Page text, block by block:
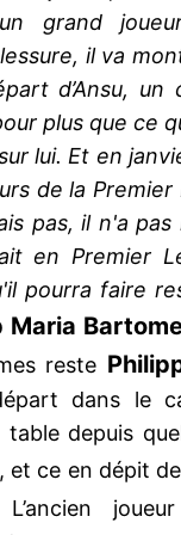
grand
il va
d’Ansu, un
plus que ce
lui. Et en
de la
pas, il n'a pas
en Premier
pourra faire
Maria
reste
dans le
depuis
, et ce en dépit